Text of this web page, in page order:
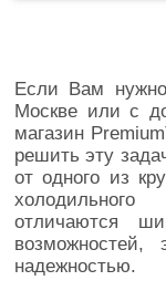
Если Вам
Москве или с
магазин
решить эту
от одного из
отличаются
возможностей,
надежностью.